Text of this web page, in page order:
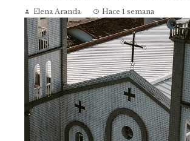
Elena Aranda Hace 1 semana